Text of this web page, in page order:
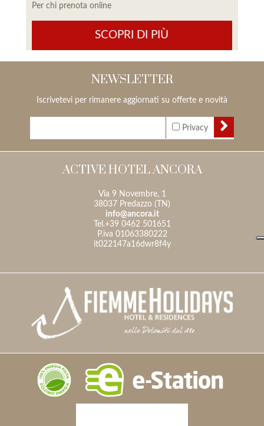
Per chi prenota online
SCOPRI DI PIÙ
NEWSLETTER
Iscrivetevi per rimanere aggiornati su offerte e novità
Privacy
ACTIVE HOTEL ANCORA
Via 9 Novembre, 1
38037 Predazzo (TN)
info@ancora.it
Tel.+39 0462 501651
P.iva 01063380222
it022147a16dwr8f4y